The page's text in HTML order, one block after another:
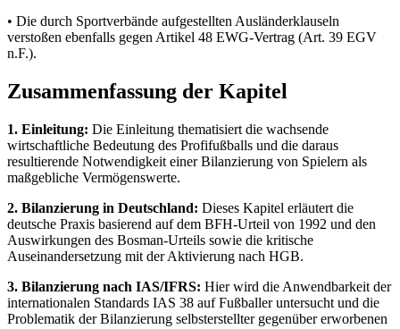
• Die durch Sportverbände aufgestellten Ausländerklauseln
verstoßen ebenfalls gegen Artikel 48 EWG-Vertrag (Art. 39 EGV
n.F.).
Zusammenfassung der Kapitel
1. Einleitung: Die Einleitung thematisiert die wachsende
wirtschaftliche Bedeutung des Profifußballs und die daraus
resultierende Notwendigkeit einer Bilanzierung von Spielern als
maßgebliche Vermögenswerte.
2. Bilanzierung in Deutschland: Dieses Kapitel erläutert die
deutsche Praxis basierend auf dem BFH-Urteil von 1992 und den
Auswirkungen des Bosman-Urteils sowie die kritische
Auseinandersetzung mit der Aktivierung nach HGB.
3. Bilanzierung nach IAS/IFRS: Hier wird die Anwendbarkeit der
internationalen Standards IAS 38 auf Fußballer untersucht und die
Problematik der Bilanzierung selbsterstellter gegenüber erworbenen